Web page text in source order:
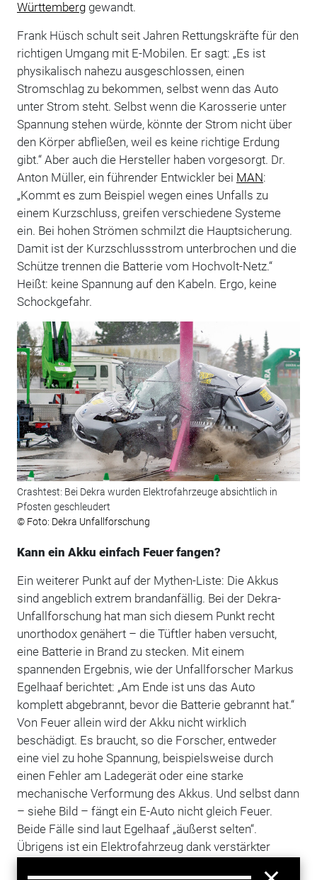
Württemberggewandt.
Frank Hüsch schult seit Jahren Rettungskräfte für den
richtigen Umgang mit E-Mobilen. Er sagt: „Es ist
physikalisch nahezu ausgeschlossen, einen
Stromschlag zu bekommen, selbst wenn das Auto
unter Strom steht. Selbst wenn die Karosserie unter
Spannung stehen würde, könnte der Strom nicht über
den Körper abfließen, weil es keine richtige Erdung
gibt.“ Aber auch die Hersteller haben vorgesorgt. Dr.
Anton Müller, ein führender Entwickler bei MAN:
„Kommt es zum Beispiel wegen eines Unfalls zu
einem Kurzschluss, greifen verschiedene Systeme
ein. Bei hohen Strömen schmilzt die Hauptsicherung.
Damit ist der Kurzschlussstrom unterbrochen und die
Schütze trennen die Batterie vom Hochvolt-Netz.“
Heißt: keine Spannung auf den Kabeln. Ergo, keine
Schockgefahr.
Crashtest: Bei Dekra wurden Elektrofahrzeuge absichtlich in
Pfosten geschleudert
© Foto: Dekra Unfallforschung
Kann ein Akku einfach Feuer fangen?
Ein weiterer Punkt auf der Mythen-Liste: Die Akkus
sind angeblich extrem brandanfällig. Bei der Dekra-
Unfallforschung hat man sich diesem Punkt recht
unorthodox genähert – die Tüftler haben versucht,
eine Batterie in Brand zu stecken. Mit einem
spannenden Ergebnis, wie der Unfallforscher Markus
Egelhaaf berichtet: „Am Ende ist uns das Auto
komplett abgebrannt, bevor die Batterie gebrannt hat.“
Von Feuer allein wird der Akku nicht wirklich
beschädigt. Es braucht, so die Forscher, entweder
eine viel zu hohe Spannung, beispielsweise durch
einen Fehler am Ladegerät oder eine starke
mechanische Verformung des Akkus. Und selbst dann
– siehe Bild – fängt ein E-Auto nicht gleich Feuer.
Beide Fälle sind laut Egelhaaf „äußerst selten“.
Übrigens ist ein Elektrofahrzeug dank verstärkter